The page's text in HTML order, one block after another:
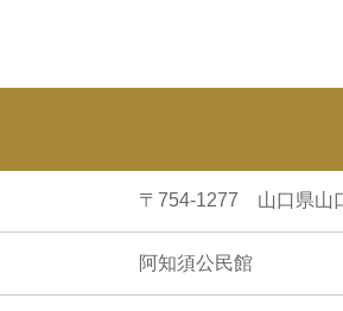
〒754-1277 山口県山
阿知須公民館